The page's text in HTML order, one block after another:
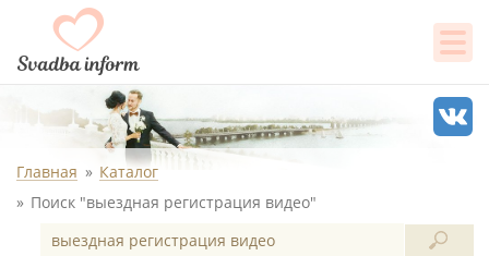
Главная
Каталог
Поиск "выездная регистрация видео"